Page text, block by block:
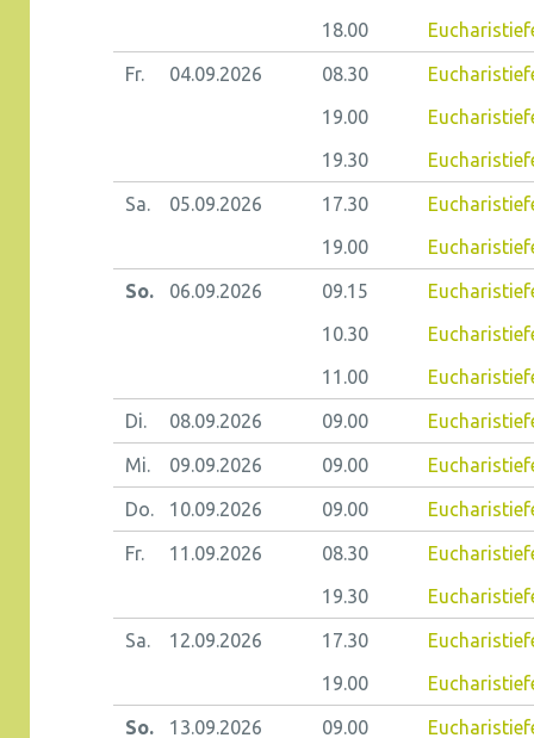
18.00
Fr. 04.09.2026 08.30
19.00
19.30
Sa. 05.09.2026 17.30
19.00
So. 06.09.2026 09.15
10.30
11.00
Di. 08.09.2026 09.00
Mi. 09.09.2026 09.00
Do. 10.09.2026 09.00
Fr. 11.09.2026 08.30
19.30
Sa. 12.09.2026 17.30
19.00
So. 13.09.2026 09.00